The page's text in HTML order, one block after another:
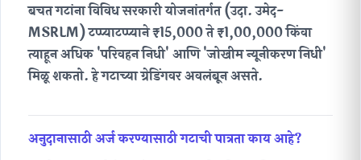
बचत गटांना विविध सरकारी योजनांतर्गत (उदा. उमेद-
MSRLM) टप्प्याटप्प्याने ₹15,000 ते ₹1,00,000 किंवा
त्याहून अधिक 'परिवहन निधी' आणि 'जोखीम न्यूनीकरण निधी'
मिळू शकतो. हे गटाच्या ग्रेडिंगवर अवलंबून असते.
अनुदानासाठी अर्ज करण्यासाठी गटाची पात्रता काय आहे?